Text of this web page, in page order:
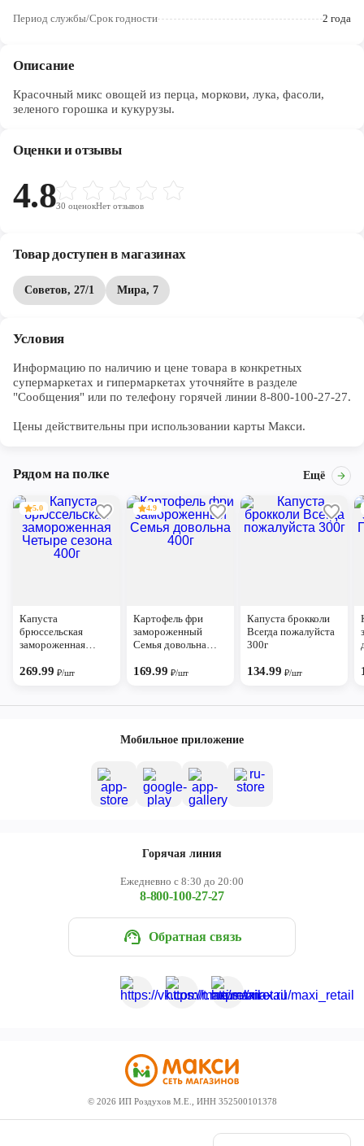
Период службы/Срок годности 2 года
Описание
Красочный микс овощей из перца, моркови, лука, фасоли,
зеленого горошка и кукурузы.
Оценки и отзывы
4.830 оценокНет отзывов
Товар доступен в магазинах
Советов, 27/1 Мира, 7
Условия
Информацию по наличию и цене товара в конкретных
супермаркетах и гипермаркетах уточняйте в разделе
"Сообщения" или по телефону горячей линии 8-800-100-27-27.
Цены действительны при использовании карты Макси.
Рядом на полке Ещё
5.0
Капуста
брюссельская
замороженная
269.99 ₽/шт
4.9
Картофель фри
замороженный
Семья довольна
169.99 ₽/шт
Капуста брокколи
Всегда пожалуйста
300г
134.99 ₽/шт
Мобильное приложение
Горячая линия
Ежедневно с 8:30 до 20:00
8-800-100-27-27
Обратная связь
© 2026 ИП Роздухов М.Е., ИНН 352500101378